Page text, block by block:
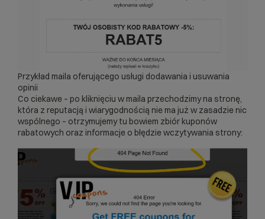
Przykład maila oferującego usługi dodawania i usuwania
opinii
Co ciekawe – po kliknięciu w maila przechodzimy na stronę,
która z reputacją i wiarygodnością nie ma już w zasadzie nic
wspólnego – otrzymujemy tu bowiem zbiór kuponów
rabatowych oraz informacje o błędzie wczytywania strony: